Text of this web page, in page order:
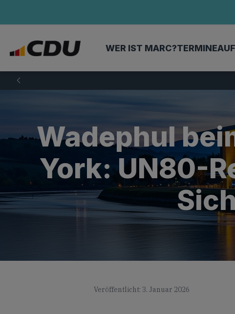
WER IST MARC?TERMINE
Wadephul
York: UN80-
Veröffentlicht: 3. Januar 2026